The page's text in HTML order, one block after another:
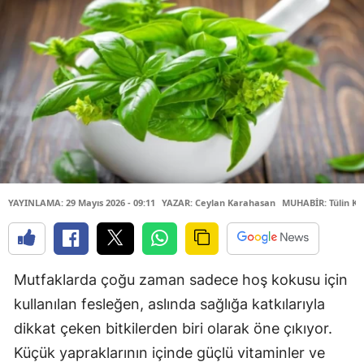
YAYINLAMA: 29 Mayıs 2026 - 09:11 YAZAR: Ceylan Karahasan MUHABİR: Tülin
Mutfaklarda çoğu zaman sadece hoş kokusu için
kullanılan fesleğen, aslında sağlığa katkılarıyla
dikkat çeken bitkilerden biri olarak öne çıkıyor.
Küçük yapraklarının içinde güçlü vitaminler ve